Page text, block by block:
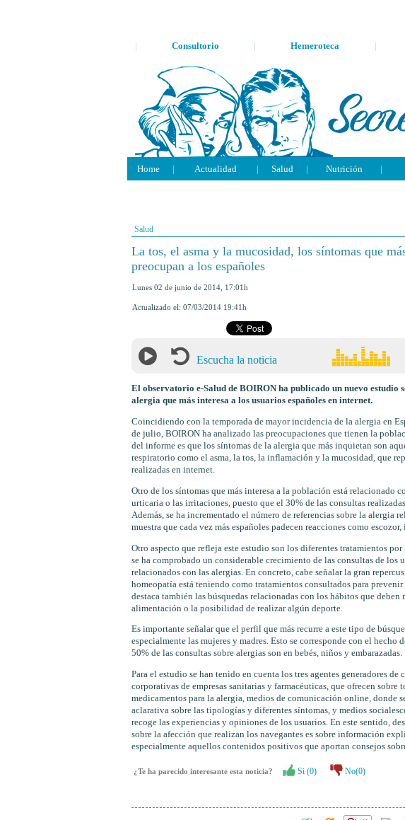
| Consultorio | Hemeroteca |
Home | Actualidad | Salud | Nutrición |
Salud
La tos, el asma y la mucosidad, los síntomas que
preocupan a los españoles
lunes 02 de junio de 2014 17:01h
Actualizado el: 07/03/2014 19:41h
Escucha la noticia
El observatorio e-Salud de BOIRON ha publicado un nuevo
alergia que más interesa a los usuarios españoles en internet.
Coincidiendo con la temporada de mayor incidencia de la alergia en
de julio, BOIRON ha analizado las preocupaciones que tienen la
del informe es que los síntomas de la alergia que más inquietan son
respiratorio como el asma, la tos, la inflamación y la mucosidad, que
realizadas en internet.
Otro de los síntomas que más interesa a la población está relacionado
urticaria o las irritaciones, puesto que el 30% de las consultas
Además, se ha incrementado el número de referencias sobre la alergia
muestra que cada vez más españoles padecen reacciones como
Otro aspecto que refleja este estudio son los diferentes tratamientos
se ha comprobado un considerable crecimiento de las consultas de los
relacionados con las alergias. En concreto, cabe señalar la gran
homeopatía está teniendo como tratamientos consultados para
destaca también las búsquedas relacionadas con los hábitos que
alimentación o la posibilidad de realizar algún deporte.
Es importante señalar que el perfil que más recurre a este tipo de
especialmente las mujeres y madres. Esto se corresponde con el hecho
50% de las consultas sobre alergias son en bebés, niños y embarazadas.
Para el estudio se han tenido en cuenta los tres agentes generadores
corporativas de empresas sanitarias y farmacéuticas, que ofrecen
medicamentos para la alergia, medios de comunicación online, donde
aclarativa sobre las tipologías y diferentes síntomas, y medios
recoge las experiencias y opiniones de los usuarios. En este sentido,
sobre la afección que realizan los navegantes es sobre información
especialmente aquellos contenidos positivos que aportan consejos
¿Te ha parecido interesante esta noticia? Si (0) No(0)